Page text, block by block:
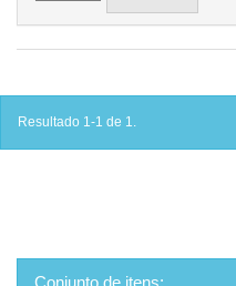
Resultado 1-1 de 1.
Conjunto de itens: